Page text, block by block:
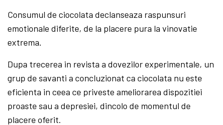
Consumul de ciocolata declanseaza raspunsuri
emotionale diferite, de la placere pura la vinovatie
extrema.
Dupa trecerea in revista a dovezilor experimentale, un
grup de savanti a concluzionat ca ciocolata nu este
eficienta in ceea ce priveste ameliorarea dispozitiei
proaste sau a depresiei, dincolo de momentul de
placere oferit.